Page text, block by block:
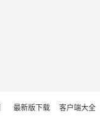
最新版下载 客户端大全